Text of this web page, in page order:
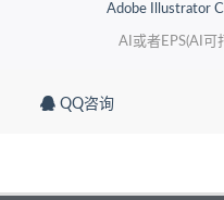
Adobe Illustrator
AI或者EPS(AI可
QQ咨询